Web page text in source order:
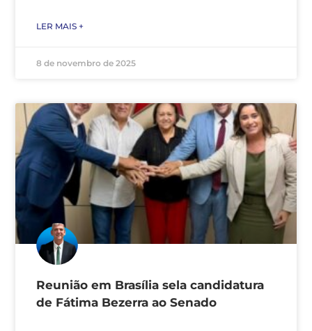
LER MAIS +
8 de novembro de 2025
Reunião em Brasília sela candidatura
de Fátima Bezerra ao Senado